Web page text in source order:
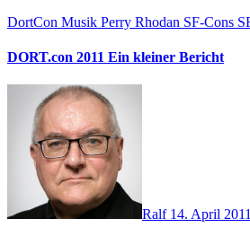
DortCon Musik Perry Rhodan SF-Cons
DORT.con 2011 Ein kleiner Bericht
Ralf 14. April 2011